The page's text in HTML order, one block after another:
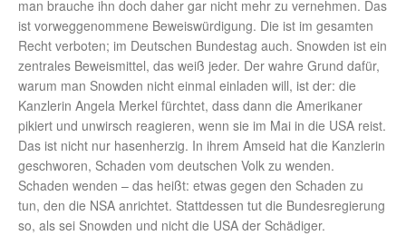
man brauche ihn doch daher gar nicht mehr zu vernehmen. Das
ist vorweggenommene Beweiswürdigung. Die ist im gesamten
Recht verboten; im Deutschen Bundestag auch. Snowden ist ein
zentrales Beweismittel, das weiß jeder. Der wahre Grund dafür,
warum man Snowden nicht einmal einladen will, ist der: die
Kanzlerin Angela Merkel fürchtet, dass dann die Amerikaner
pikiert und unwirsch reagieren, wenn sie im Mai in die USA reist.
Das ist nicht nur hasenherzig. In ihrem Amseid hat die Kanzlerin
geschworen, Schaden vom deutschen Volk zu wenden.
Schaden wenden – das heißt: etwas gegen den Schaden zu
tun, den die NSA anrichtet. Stattdessen tut die Bundesregierung
so, als sei Snowden und nicht die USA der Schädiger.